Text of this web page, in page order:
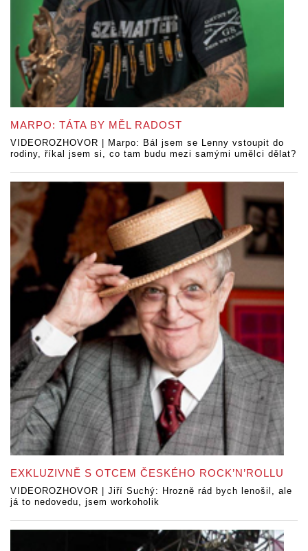
MARPO: TÁTA BY MĚL RADOST
VIDEOROZHOVOR | Marpo: Bál jsem se Lenny vstoupit do
rodiny, říkal jsem si, co tam budu mezi samými umělci dělat?
EXKLUZIVNĚ S OTCEM ČESKÉHO ROCK’N’ROLLU
VIDEOROZHOVOR | Jiří Suchý: Hrozně rád bych lenošil, ale
já to nedovedu, jsem workoholik